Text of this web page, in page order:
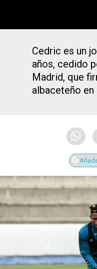
Cedric es un
años, cedido
Madrid, que
albaceteño